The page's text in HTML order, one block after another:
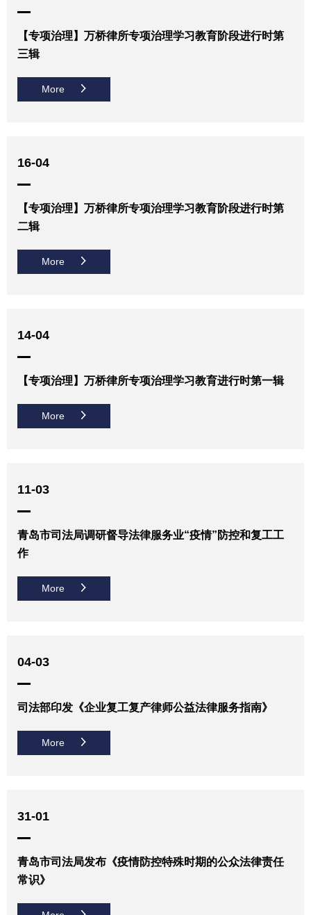
【专项治理】万桥律所专项治理学习教育阶段进行时第
三辑
More
16-04
【专项治理】万桥律所专项治理学习教育阶段进行时第
二辑
More
14-04
【专项治理】万桥律所专项治理学习教育进行时第一辑
More
11-03
青岛市司法局调研督导法律服务业“疫情”防控和复工工
作
More
04-03
司法部印发《企业复工复产律师公益法律服务指南》
More
31-01
青岛市司法局发布《疫情防控特殊时期的公众法律责任
常识》